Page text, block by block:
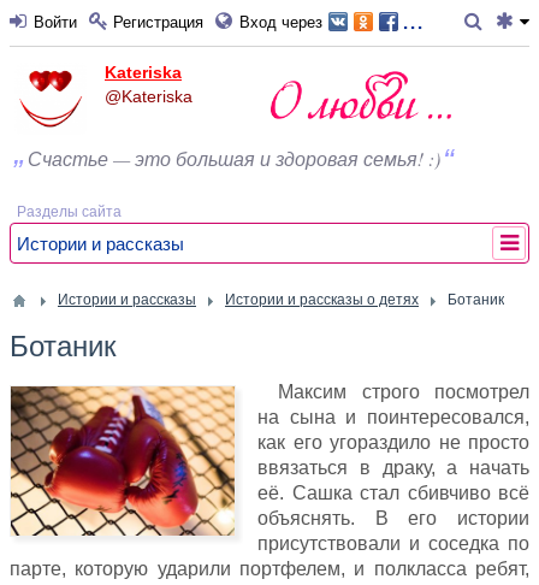
Войти Регистрация Вход через ...
Kateriska
@Kateriska
Счастье — это большая и здоровая семья! :)
Разделы сайта
Истории и рассказы
Истории и рассказы Истории и рассказы о детях Ботаник
Ботаник
Максим строго посмотрел
на сына и поинтересовался,
как его угораздило не просто
ввязаться в драку, а начать
её. Сашка стал сбивчиво всё
объяснять. В его истории
присутствовали и соседка по
парте, которую ударили портфелем, и полкласса ребят,